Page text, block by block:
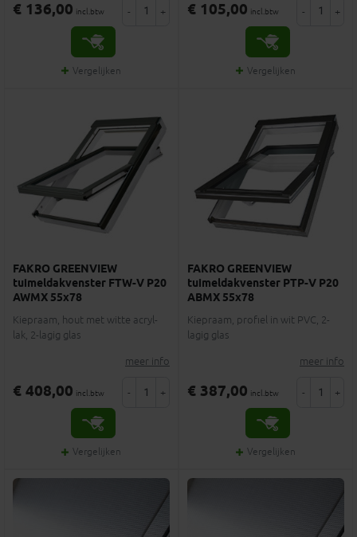
€ 136,00 incl.btw - +
Vergelijken
€ 105,00 incl.btw - +
Vergelijken
FAKRO GREENVIEW
tuimeldakvenster FTW-V P20
AWMX 55x78
Kiepraam, hout met witte acryl-
lak, 2-lagig glas
meer info
€ 408,00 incl.btw - +
Vergelijken
FAKRO GREENVIEW
tuimeldakvenster PTP-V P20
ABMX 55x78
Kiepraam, profiel in wit PVC, 2-
lagig glas
meer info
€ 387,00 incl.btw - +
Vergelijken